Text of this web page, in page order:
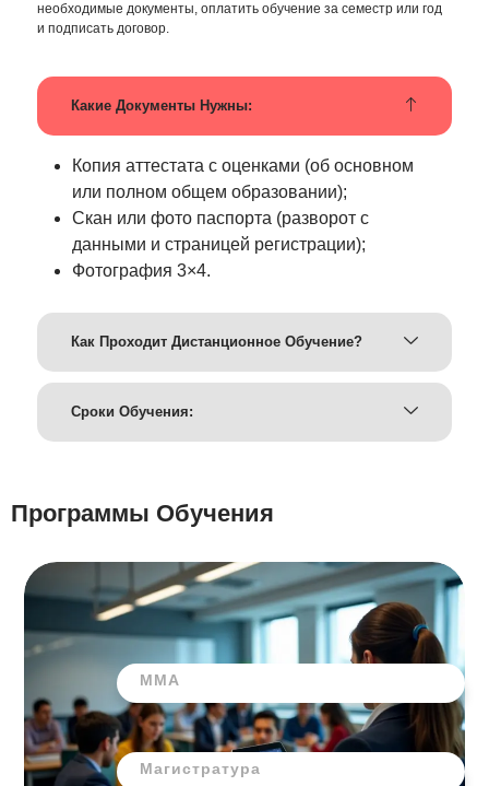
необходимые документы, оплатить обучение за семестр или год
и подписать договор.
Какие Документы Нужны:
Копия аттестата с оценками (об основном
или полном общем образовании);
Скан или фото паспорта (разворот с
данными и страницей регистрации);
Фотография 3×4.
Как Проходит Дистанционное Обучение?
Сроки Обучения:
Программы Обучения
ММА
Магистратура